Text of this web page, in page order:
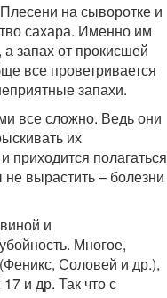
на сыворотке и
сахара. Именно им
запах от прокисшей
все проветривается
запахи.
все сложно. Ведь они
их
приходится полагаться
вырастить – болезни
и
Многое,
Соловей и др.),
и др. Так что с